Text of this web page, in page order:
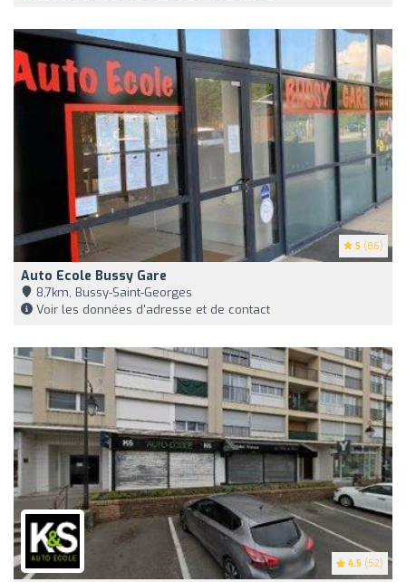
5 (86)
Auto Ecole Bussy Gare
8,7km, Bussy-Saint-Georges
Voir les données d'adresse et de contact
4.5 (52)